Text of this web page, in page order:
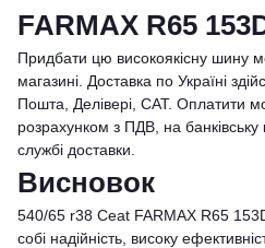
FARMAX R65
Придбати цю високоякісну шину
магазині. Доставка по Україні
Пошта, Делівері, САТ. Оплатити
розрахунком з ПДВ, на
службі доставки.
Висновок
540/65 r38 Ceat FARMAX R65
собі надійність, високу